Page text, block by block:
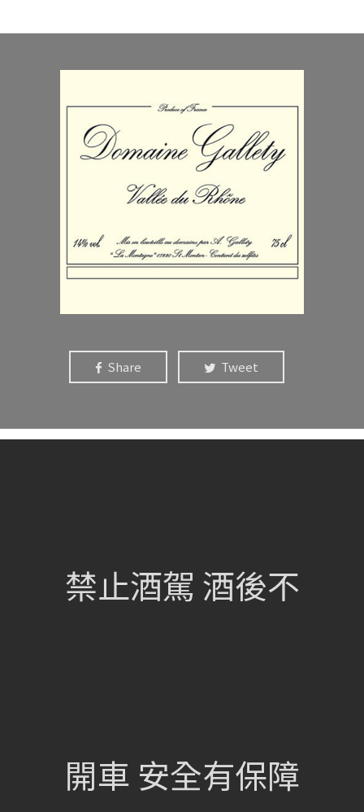
Share Tweet
葡萄酒單
瀏覽收藏
105 台北市松山區民族東路675號
禁止酒駕 酒後不
開車 安全有保障